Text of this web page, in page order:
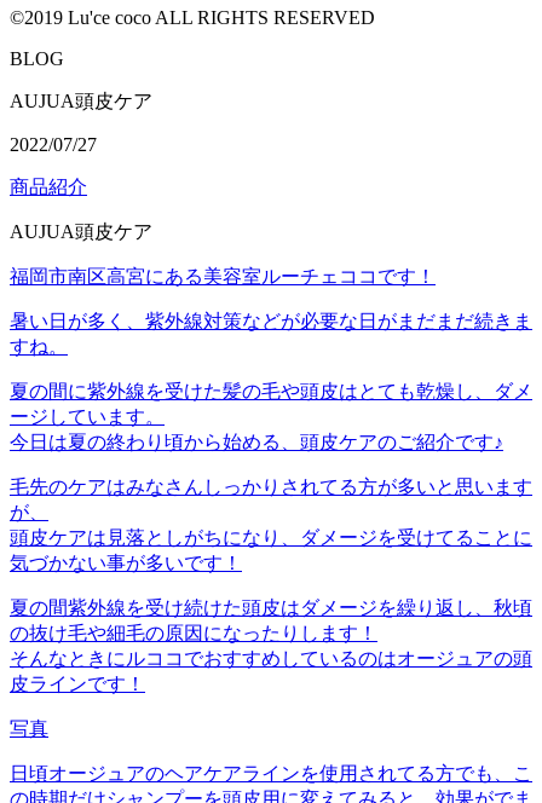
©2019 Lu'ce coco ALL RIGHTS RESERVED
BLOG
AUJUA頭皮ケア
2022/07/27
商品紹介
AUJUA頭皮ケア
福岡市南区高宮にある美容室ルーチェココです！
暑い日が多く、紫外線対策などが必要な日がまだまだ続きま
すね。
夏の間に紫外線を受けた髪の毛や頭皮はとても乾燥し、ダメ
ージしています。
今日は夏の終わり頃から始める、頭皮ケアのご紹介です♪
毛先のケアはみなさんしっかりされてる方が多いと思います
が、
頭皮ケアは見落としがちになり、ダメージを受けてることに
気づかない事が多いです！
夏の間紫外線を受け続けた頭皮はダメージを繰り返し、秋頃
の抜け毛や細毛の原因になったりします！
そんなときにルココでおすすめしているのはオージュアの頭
皮ラインです！
写真
日頃オージュアのヘアケアラインを使用されてる方でも、こ
の時期だけシャンプーを頭皮用に変えてみると、効果がでま